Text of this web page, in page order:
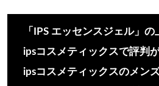
「IPS エッセンスジェル」
ipsコスメティックスで評判
ipsコスメティックスのメン